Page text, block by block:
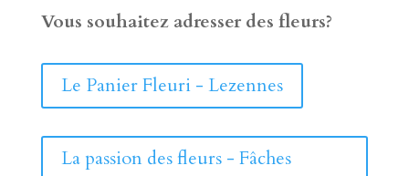
Vous souhaitez adresser des fleurs?
Le Panier Fleuri - Lezennes
La passion des fleurs - Fâches